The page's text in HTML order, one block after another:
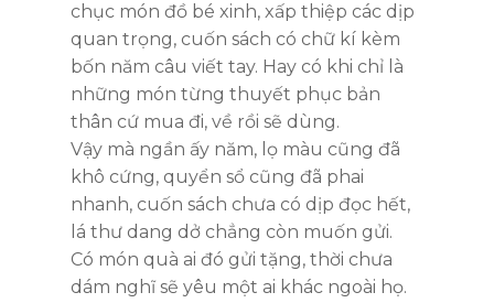
chục món đồ bé xinh, xấp thiệp các dịp
quan trọng, cuốn sách có chữ kí kèm
bốn năm câu viết tay. Hay có khi chỉ là
những món từng thuyết phục bản
thân cứ mua đi, về rồi sẽ dùng.
Vậy mà ngần ấy năm, lọ màu cũng đã
khô cứng, quyển sổ cũng đã phai
nhanh, cuốn sách chưa có dịp đọc hết,
lá thư dang dở chẳng còn muốn gửi.
Có món quà ai đó gửi tặng, thời chưa
dám nghĩ sẽ yêu một ai khác ngoài họ.